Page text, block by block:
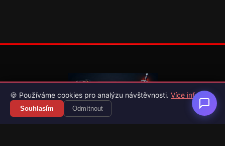
Váš průvodce světem videoher. Novinky, recenze a česko-
slovenské překlady her.
🍪 Používáme cookies pro analýzu návštěvnosti. Více info
Souhlasím Odmítnout